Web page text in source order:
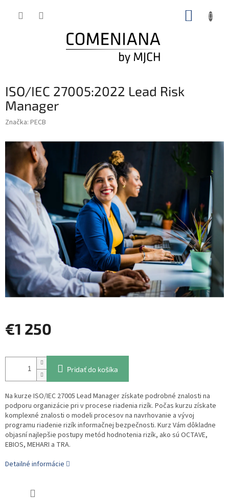
ISO/IEC 27005:2022 Lead Risk
Manager
Značka: PECB
€1 250
cena:
Pridať do košíka
Na kurze ISO/IEC 27005 Lead Manager získate podrobné znalosti na
podporu organizácie pri v procese riadenia rizík. Počas kurzu získate
komplexné znalosti o modeli procesov na navrhovanie a vývoj
programu riadenie rizík informačnej bezpečnosti. Kurz Vám dôkladne
objasní najlepšie postupy metód hodnotenia rizík, ako sú OCTAVE,
EBIOS, MEHARI a TRA.
Detailné informácie